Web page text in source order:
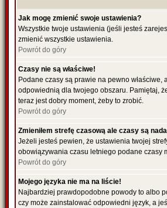
Jak mogę zmienić swoje ustawienia?
Wszystkie twoje ustawienia (jeśli jesteś
zmienić wszystkie ustawienia.
Powrót do góry
Czasy nie są właściwe!
Podane czasy są prawie na pewno
odpowiednią dla twojego obszaru. Pamiętaj,
teraz jest dobry moment, żeby to zrobić.
Powrót do góry
Zmieniłem strefę czasową ale czasy są
Jeżeli jesteś pewien, że ustawienia twojej
obowiązywania czasu letniego podane czasy
Powrót do góry
Mojego języka nie ma na liście!
Najbardziej prawdopodobne powody to albo
czy może zainstalować odpowiedni język, a